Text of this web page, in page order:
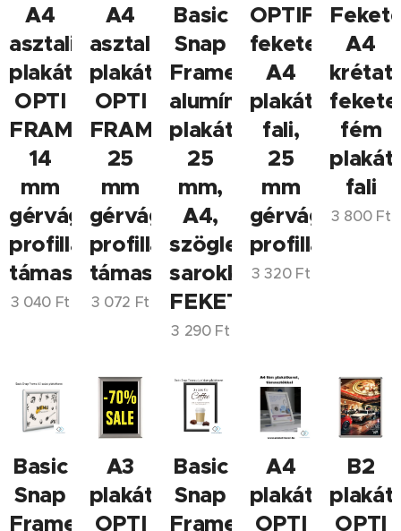
A4
asztali
plakátkeret
OPTI
FRAME,
14
mm
gérvágott
profillal,
támasztékkal
3 040Ft
A4
asztali
plakátkeret
OPTI
FRAME,
25
mm
gérvágott
profillal,
támasztékkal
3 072 Ft
Basic
Snap
Frame
alumínium
plakátkeret
25
mm,
A4,
szögletes
sarokkal,
FEKETE
3 290Ft
OPTIFRAME
fekete
A4
plakátkeret,
fali,
25
mm
gérvágott
profillal
3 320Ft
A4
fekete
fém
fali
3 800Ft
Basic
Snap
Frame
A3
plakátkeret
OPTI
Basic
Snap
Frame
A4
plakátkeret
OPTI
B2
OPTI